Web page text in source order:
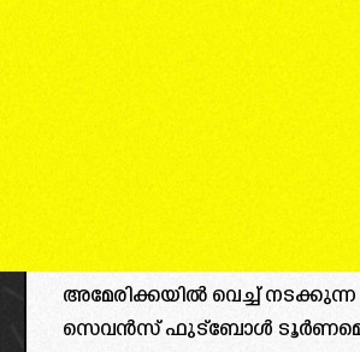
അമേരിക്കയിൽ വെച്ച്
സെവൻസ് ഫുട്ബോൾ